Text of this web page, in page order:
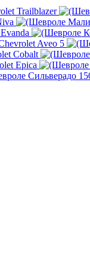
Trailblazer
Aveo 5
Cobalt
Epica